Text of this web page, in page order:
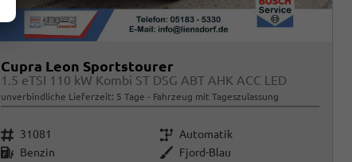
Cupra Leon Sportstourer
1.5 eTSI 110 kW Kombi ST DSG ABT AHK ACC LED
unverbindliche Lieferzeit: 5 Tage Fahrzeug mit Tageszulassung
Fahrzeugnr. 31081 Getriebe Automatik
Kraftstoff Benzin Außenfarbe Fjord-Blau